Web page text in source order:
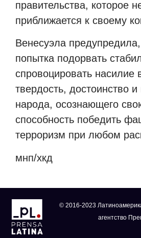
правительства, которое
приближается к своему
Венесуэла
попытка подорвать
спровоцировать насилие
твердость, достоинство
народа, осознающего
способность победить
терроризм при любом
мнп/хкд
© 2016-2023
агентство